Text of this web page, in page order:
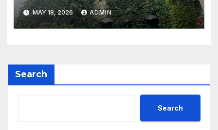
сътрудничество със САЩ
MAY 18, 2026 ADMIN
Search
Search